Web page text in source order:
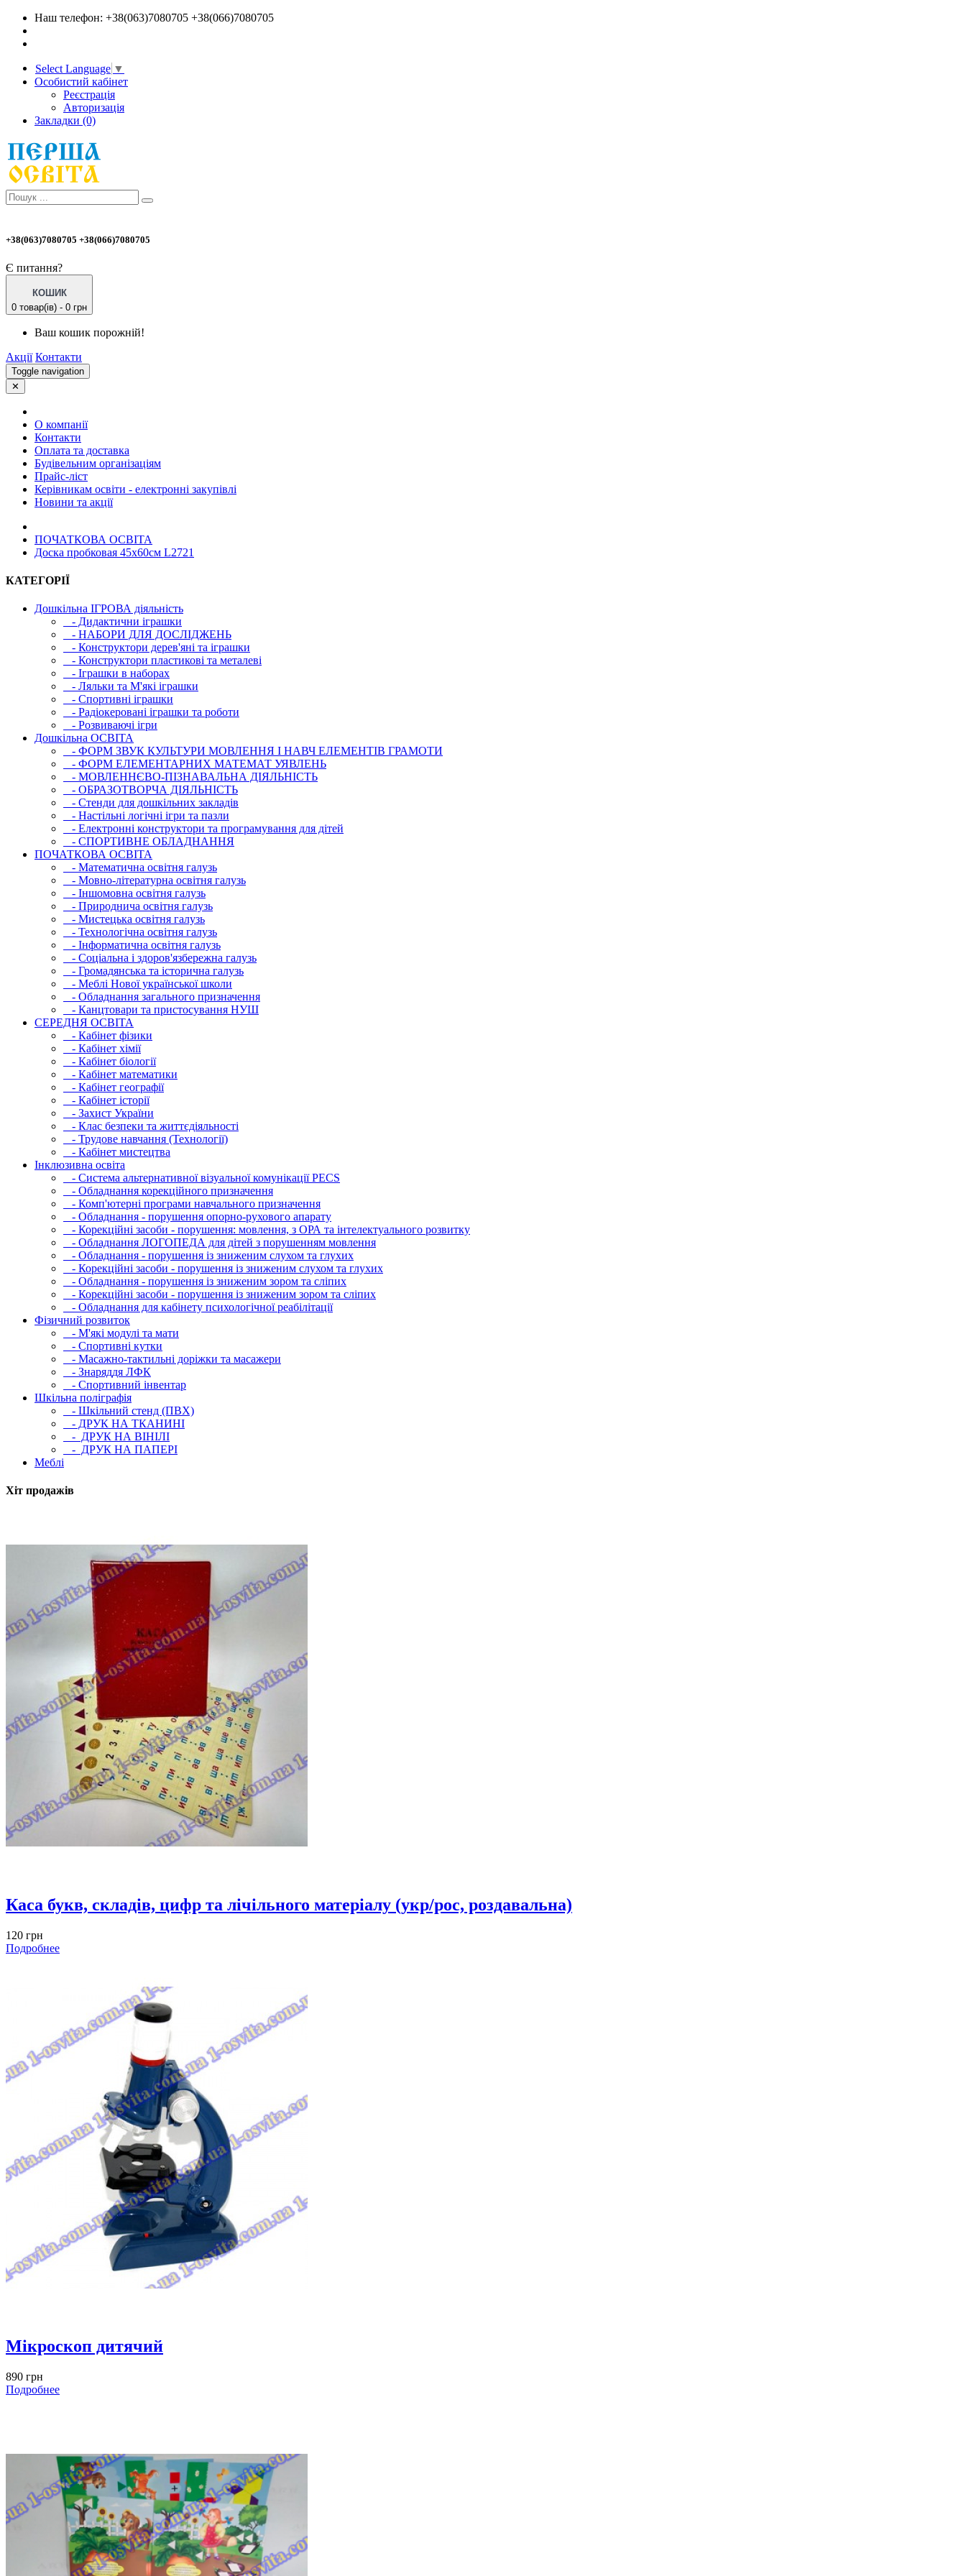
Наш телефон: +38(063)7080705 +38(066)7080705
Select Language ▼
Особистий кабінет
Реєстрація
Авторизація
Закладки (0)
+38(063)7080705 +38(066)7080705
Є питання?
КОШИК
0 товар(ів) - 0 грн
Ваш кошик порожній!
Акції Контакти
Toggle navigation
✕
О компанії
Контакти
Оплата та доставка
Будівельним організаціям
Прайс-ліст
Керівникам освіти - електронні закупівлі
Новини та акції
ПОЧАТКОВА ОСВIТА
Доска пробковая 45х60см L2721
КАТЕГОРІЇ
Дошкільна ІГРОВА діяльність
- Дидактични іграшки
- НАБОРИ ДЛЯ ДОСЛІДЖЕНЬ
- Конструктори дерев'яні та іграшки
- Конструктори пластикові та металеві
- Іграшки в наборах
- Ляльки та М'які іграшки
- Спортивні іграшки
- Радіокеровані іграшки та роботи
- Розвиваючі ігри
Дошкільна ОСВIТА
- ФОРМ ЗВУК КУЛЬТУРИ МОВЛЕННЯ І НАВЧ ЕЛЕМЕНТІВ ГРАМОТИ
- ФОРМ ЕЛЕМЕНТАРНИХ МАТЕМАТ УЯВЛЕНЬ
- МОВЛЕННЄВО-ПІЗНАВАЛЬНА ДІЯЛЬНІСТЬ
- ОБРАЗОТВОРЧА ДІЯЛЬНІСТЬ
- Стенди для дошкільних закладів
- Настільні логічні ігри та пазли
- Електронні конструктори та програмування для дітей
- СПОРТИВНЕ ОБЛАДНАННЯ
ПОЧАТКОВА ОСВIТА
- Математична освітня галузь
- Мовно-літературна освітня галузь
- Iншомовна освітня галузь
- Природнича освітня галузь
- Мистецька освітня галузь
- Технологічна освітня галузь
- Інфopматична освітня галузь
- Соціальна і здоров'язбережна галузь
- Громадянська та історична галузь
- Меблі Нової української школи
- Обладнання загального призначення
- Канцтовари та пристосування НУШ
СЕРЕДНЯ ОСВIТА
- Кабінет фізики
- Кабінет хімії
- Кабінет біології
- Кабінет математики
- Кабінет географії
- Кабінет історії
- Захист України
- Клас безпеки та життєдіяльності
- Трудове навчання (Технології)
- Кабінет мистецтва
Інклюзивна освіта
- Система альтернативної візуальної комунікації PECS
- Обладнання корекційного призначення
- Комп'ютерні програми навчального призначення
- Обладнання - порушення опорно-рухового апарату
- Корекційні засоби - порушення: мовлення, з ОРА та інтелектуального розвитку
- Обладнання ЛОГОПЕДА для дітей з порушенням мовлення
- Обладнання - порушення із зниженим слухом та глухих
- Корекційні засоби - порушення із зниженим слухом та глухих
- Обладнання - порушення із зниженим зором та сліпих
- Корекційні засоби - порушення із зниженим зором та сліпих
- Обладнання для кабінету психологічної реабілітації
Фізичний розвиток
- М'які модулi та мати
- Спортивні кутки
- Масажно-тактильні доріжки та масажери
- Знаряддя ЛФК
- Спортивний інвентар
Шкільна поліграфія
- Шкільний стенд (ПВХ)
- ДРУК НА ТКАНИНІ
- ДРУК НА ВІНІЛІ
- ДРУК НА ПАПЕРІ
Меблі
Хіт продажів
Каса букв, складів, цифр та лічільного матеріалу (укр/рос, роздавальна)
120 грн
Подробнее
Мікроскоп дитячий
890 грн
Подробнее